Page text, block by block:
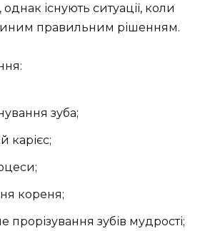
існують ситуації, коли
правильним рішенням.
зуба;
карієс;
кореня;
прорізування зубів мудрості;